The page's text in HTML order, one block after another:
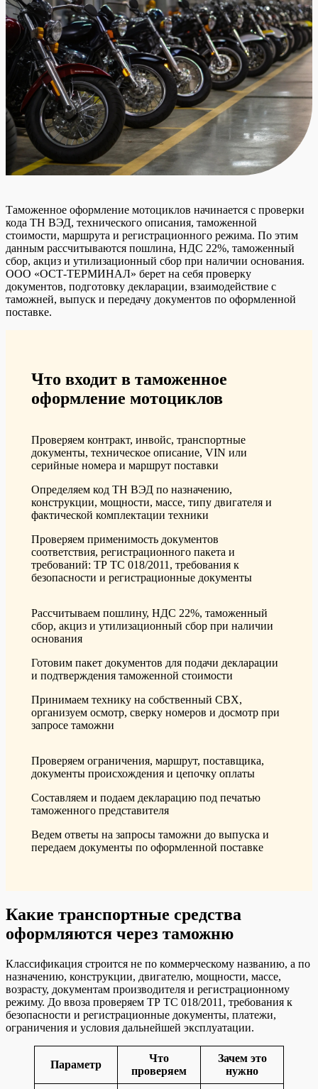
Таможенное оформление мотоциклов начинается с проверки
кода ТН ВЭД, технического описания, таможенной
стоимости, маршрута и регистрационного режима. По этим
данным рассчитываются пошлина, НДС 22%, таможенный
сбор, акциз и утилизационный сбор при наличии основания.
ООО «ОСТ-ТЕРМИНАЛ» берет на себя проверку
документов, подготовку декларации, взаимодействие с
таможней, выпуск и передачу документов по оформленной
поставке.
Что входит в таможенное
оформление мотоциклов
Проверяем контракт, инвойс, транспортные
документы, техническое описание, VIN или
серийные номера и маршрут поставки
Определяем код ТН ВЭД по назначению,
конструкции, мощности, массе, типу двигателя и
фактической комплектации техники
Проверяем применимость документов
соответствия, регистрационного пакета и
требований: ТР ТС 018/2011, требования к
безопасности и регистрационные документы
Рассчитываем пошлину, НДС 22%, таможенный
сбор, акциз и утилизационный сбор при наличии
основания
Готовим пакет документов для подачи декларации
и подтверждения таможенной стоимости
Принимаем технику на собственный СВХ,
организуем осмотр, сверку номеров и досмотр при
запросе таможни
Проверяем ограничения, маршрут, поставщика,
документы происхождения и цепочку оплаты
Составляем и подаем декларацию под печатью
таможенного представителя
Ведем ответы на запросы таможни до выпуска и
передаем документы по оформленной поставке
Какие транспортные средства
оформляются через таможню
Классификация строится не по коммерческому названию, а по
назначению, конструкции, двигателю, мощности, массе,
возрасту, документам производителя и регистрационному
режиму. До ввоза проверяем ТР ТС 018/2011, требования к
безопасности и регистрационные документы, платежи,
ограничения и условия дальнейшей эксплуатации.
Параметр
Что
проверяем
Зачем это
нужно